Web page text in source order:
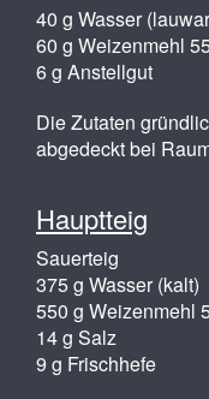
40 g Wasser
60 g Weizenmehl
6 g Anstellgut
Die Zutaten
abgedeckt bei
Hauptteig
Sauerteig
375 g Wasser (kalt)
550 g Weizenmehl
14 g Salz
9 g Frischhefe